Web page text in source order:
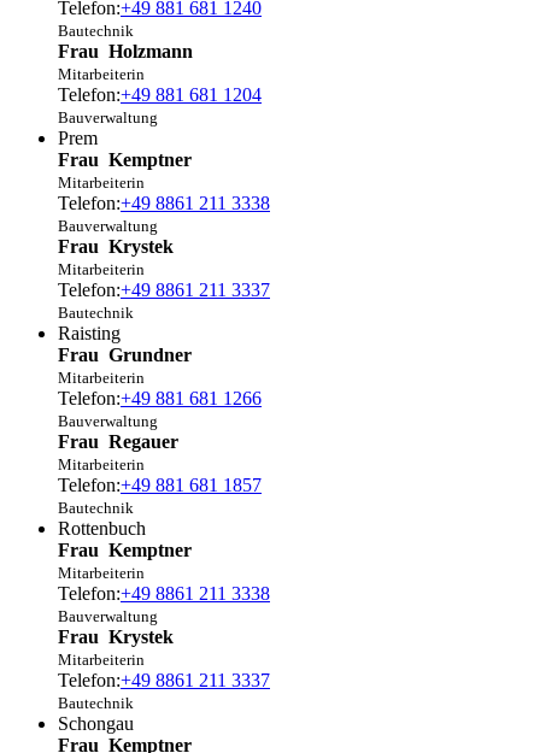
Telefon:+49 881 681 1240
Bautechnik
Frau Holzmann
Mitarbeiterin
Telefon:+49 881 681 1204
Bauverwaltung
Prem
Frau Kemptner
Mitarbeiterin
Telefon:+49 8861 211 3338
Bauverwaltung
Frau Krystek
Mitarbeiterin
Telefon:+49 8861 211 3337
Bautechnik
Raisting
Frau Grundner
Mitarbeiterin
Telefon:+49 881 681 1266
Bauverwaltung
Frau Regauer
Mitarbeiterin
Telefon:+49 881 681 1857
Bautechnik
Rottenbuch
Frau Kemptner
Mitarbeiterin
Telefon:+49 8861 211 3338
Bauverwaltung
Frau Krystek
Mitarbeiterin
Telefon:+49 8861 211 3337
Bautechnik
Schongau
Frau Kemptner